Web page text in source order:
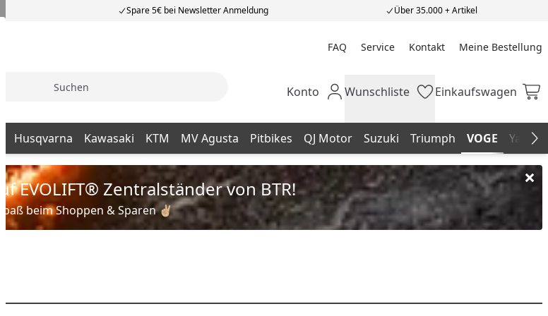
Spare 5€ bei Newsletter Anmeldung Über 35.000 + Artikel
FAQ Service Kontakt Meine Bestellung
Meine Bestellung
Mein Konto
Konto Wunschliste
Wunschliste Einkaufswagen
Einkaufswagen
Husqvarna Kawasaki KTM MV Agusta Pitbikes QJ Motor Suzuki Triumph VOGE
EVOLIFT® Zentralständer von BTR!
Spaß beim Shoppen & Sparen ✌🏼